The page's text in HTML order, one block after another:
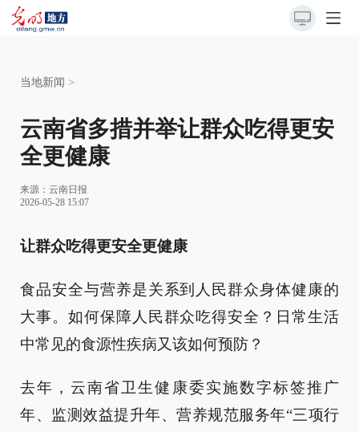
当地新闻 >
云南省多措并举让群众吃得更安
全更健康
来源： 云南日报
2026-05-28 15:07
让群众吃得更安全更健康
食品安全与营养是关系到人民群众身体健康的
大事。如何保障人民群众吃得安全？日常生活
中常见的食源性疾病又该如何预防？
去年，云南省卫生健康委实施数字标签推广
年、监测效益提升年、营养规范服务年“三项行